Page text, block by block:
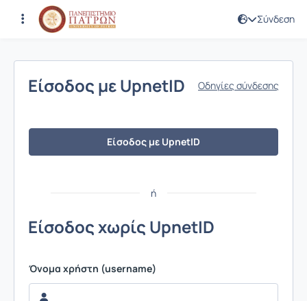
Σύνδεση
Σύνδεση
Είσοδος με UpnetID Οδηγίες σύνδεσης
Είσοδος με UpnetID
ή
Είσοδος χωρίς UpnetID
Όνομα χρήστη (username)